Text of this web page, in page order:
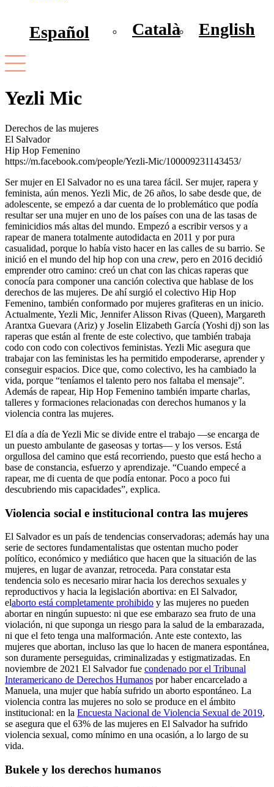
Español Català English
Yezli Mic
Derechos de las mujeres
El Salvador
Hip Hop Femenino
https://m.facebook.com/people/Yezli-Mic/100009231143453/
Ser mujer en El Salvador no es una tarea fácil. Ser mujer, rapera y
feminista, aún menos. Yezli Mic, de 26 años, lo sabe desde que, de
adolescente, se empezó a dar cuenta de lo problemático que podía
resultar ser una mujer en uno de los países con una de las tasas de
feminicidios más altas del mundo. Empezó a escribir versos y a
rapear de manera totalmente autodidacta en 2011 y por pura
casualidad, porque lo había visto hacer en las calles de su barrio. Se
inició en el mundo del hip hop con una crew, pero en 2016 decidió
emprender otro camino: creó un chat con las chicas raperas que
conocía para componer una canción colectiva que hablase de los
derechos de las mujeres. De ahí surgió el colectivo Hip Hop
Femenino, también conformado por mujeres grafiteras en un inicio.
Actualmente, Yezli Mic, Jennifer Alisson Rivas (Queen), Margareth
Arantxa Guevara (Ariz) y Joselin Elizabeth García (Yoshi dj) son las
raperas que están al frente de este colectivo, que también trabaja
codo con codo con colectivos feministas. Yezli Mic asegura que
trabajar con las feministas les ha permitido empoderarse, aprender y
conseguir espacios. Dice que, como colectivo, les ha cambiado la
vida, porque “teníamos el talento pero nos faltaba el mensaje”.
Además de rapear, Hip Hop Femenino también imparte charlas,
talleres y formaciones relacionadas con derechos humanos y la
violencia contra las mujeres.
El día a día de Yezli Mic se divide entre el trabajo —se encarga de
un puesto ambulante de gaseosas y tortas— y los versos. Está
orgullosa del camino que está recorriendo, puesto que está hecho a
base de constancia, esfuerzo y aprendizaje. “Cuando empecé a
rapear, me di cuenta de que podía entonar. Poco a poco fui
descubriendo mis capacidades”, explica.
Violencia social e institucional contra las mujeres
El Salvador es un país de tendencias conservadoras; además hay una
serie de sectores fundamentalistas que ostentan mucho poder
político, económico y mediático que hacen que la situación de las
mujeres, en lugar de avanzar, retroceda. Para constatar esta
tendencia solo es necesario mirar hacia los derechos sexuales y
reproductivos y hacia la legislación abortiva: en El Salvador,
elaborto está completamente prohibido y las mujeres no pueden
abortar en ningún supuesto: ni que ese embarazo sea fruto de una
violación, ni que suponga un riesgo para la salud de la embarazada,
ni que el feto tenga una malformación. Ante este contexto, las
mujeres que abortan, incluso las que lo hacen de manera espontánea,
son duramente perseguidas, criminalizadas y estigmatizadas. En
noviembre de 2021 El Salvador fue condenado por el Tribunal
Interamericano de Derechos Humanos por haber encarcelado a
Manuela, una mujer que había sufrido un aborto espontáneo. La
violencia contra las mujeres no solo se produce en el ámbito
institucional: en la Encuesta Nacional de Violencia Sexual de 2019,
se asegura que el 63% de las mujeres en El Salvador ha sufrido
violencia sexual, como mínimo en una ocasión, a lo largo de su
vida.
Bukele y los derechos humanos